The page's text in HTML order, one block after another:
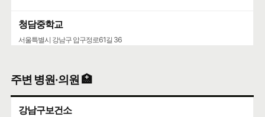
청담중학교
서울특별시 강남구 압구정로61길 36
주변 병원·의원 🏥
강남구보건소